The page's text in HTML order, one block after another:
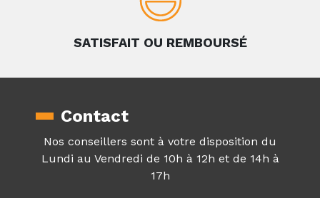
SATISFAIT OU REMBOURSÉ
Contact
Nos conseillers sont à votre disposition du
Lundi au Vendredi de 10h à 12h et de 14h à
17h